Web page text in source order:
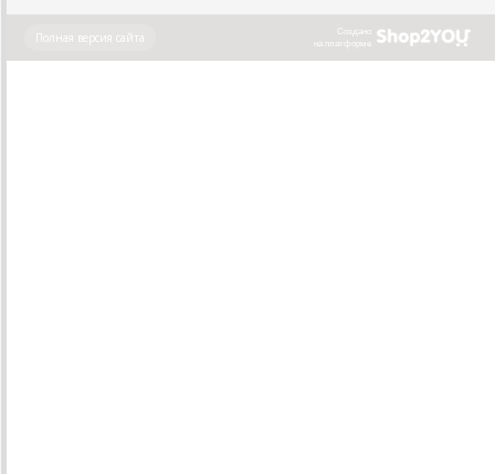
Создано
на платформе
Полная версия сайта